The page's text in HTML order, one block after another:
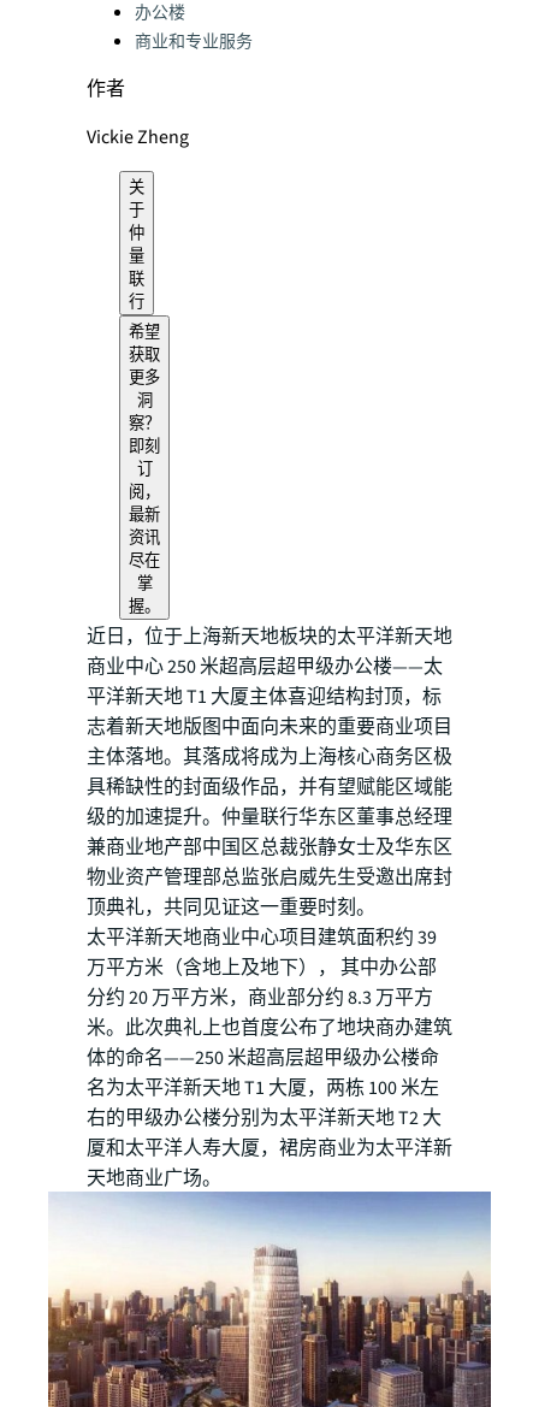
办公楼
商业和专业服务
作者
Vickie Zheng
关
于
仲
量
联
行
希望
获取
更多
洞
察？
即刻
订
阅，
最新
资讯
尽在
掌
握。
近日，位于上海新天地板块的太平洋新天地
商业中心 250 米超高层超甲级办公楼——太
平洋新天地 T1 大厦主体喜迎结构封顶，标
志着新天地版图中面向未来的重要商业项目
主体落地。其落成将成为上海核心商务区极
具稀缺性的封面级作品，并有望赋能区域能
级的加速提升。仲量联行华东区董事总经理
兼商业地产部中国区总裁张静女士及华东区
物业资产管理部总监张启威先生受邀出席封
顶典礼，共同见证这一重要时刻。
太平洋新天地商业中心项目建筑面积约 39
万平方米（含地上及地下）， 其中办公部
分约 20 万平方米，商业部分约 8.3 万平方
米。此次典礼上也首度公布了地块商办建筑
体的命名——250 米超高层超甲级办公楼命
名为太平洋新天地 T1 大厦，两栋 100 米左
右的甲级办公楼分别为太平洋新天地 T2 大
厦和太平洋人寿大厦，裙房商业为太平洋新
天地商业广场。